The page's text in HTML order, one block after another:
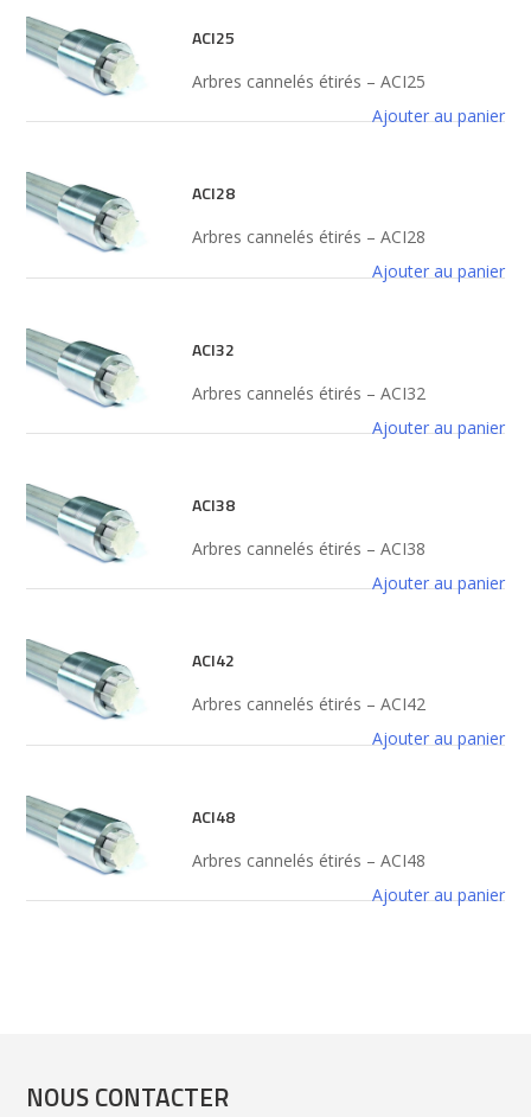
ACI25
Arbres cannelés étirés – ACI25
Ajouter au panier
ACI28
Arbres cannelés étirés – ACI28
Ajouter au panier
ACI32
Arbres cannelés étirés – ACI32
Ajouter au panier
ACI38
Arbres cannelés étirés – ACI38
Ajouter au panier
ACI42
Arbres cannelés étirés – ACI42
Ajouter au panier
ACI48
Arbres cannelés étirés – ACI48
Ajouter au panier
NOUS CONTACTER